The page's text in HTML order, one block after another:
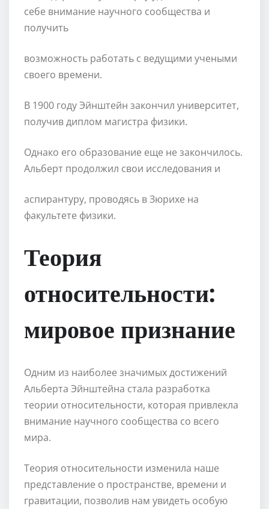
себе внимание научного сообщества и
получить
возможность работать с ведущими учеными
своего времени.
В 1900 году Эйнштейн закончил университет,
получив диплом магистра физики.
Однако его образование еще не закончилось.
Альберт продолжил свои исследования и
аспирантуру, проводясь в Зюрихе на
факультете физики.
Теория
относительности:
мировое признание
Одним из наиболее значимых достижений
Альберта Эйнштейна стала разработка
теории относительности, которая привлекла
внимание научного сообщества со всего
мира.
Теория относительности изменила наше
представление о пространстве, времени и
гравитации, позволив нам увидеть особую